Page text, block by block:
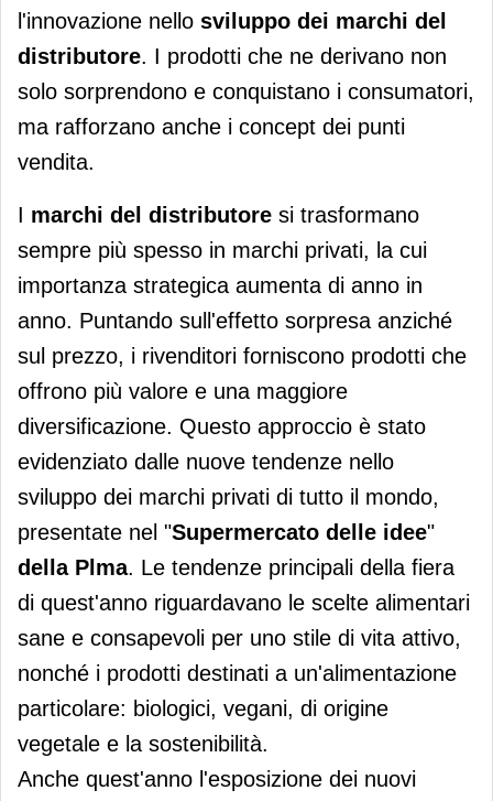
l'innovazione nello sviluppo dei marchi del
distributore. I prodotti che ne derivano non
solo sorprendono e conquistano i consumatori,
ma rafforzano anche i concept dei punti
vendita.
I marchi del distributore si trasformano
sempre più spesso in marchi privati, la cui
importanza strategica aumenta di anno in
anno. Puntando sull'effetto sorpresa anziché
sul prezzo, i rivenditori forniscono prodotti che
offrono più valore e una maggiore
diversificazione. Questo approccio è stato
evidenziato dalle nuove tendenze nello
sviluppo dei marchi privati di tutto il mondo,
presentate nel "Supermercato delle idee"
della Plma. Le tendenze principali della fiera
di quest'anno riguardavano le scelte alimentari
sane e consapevoli per uno stile di vita attivo,
nonché i prodotti destinati a un'alimentazione
particolare: biologici, vegani, di origine
vegetale e la sostenibilità.
Anche quest'anno l'esposizione dei nuovi